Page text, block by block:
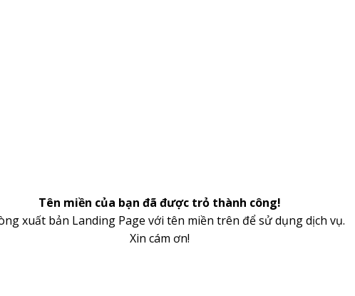
Tên miền của bạn đã được trỏ thành công!
xuất bản Landing Page với tên miền trên để sử dụng dịch vụ.
Xin cám ơn!